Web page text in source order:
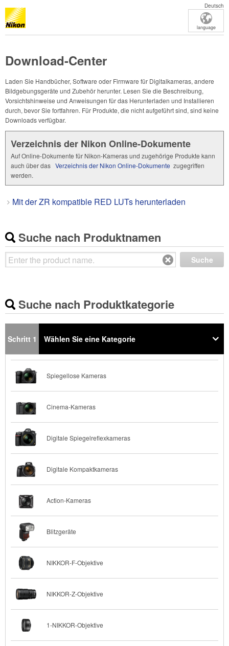
Deutsch
language
Download-Center
Laden Sie Handbücher, Software oder Firmware für Digitalkameras, andere
Bildgebungsgeräte und Zubehör herunter. Lesen Sie die Beschreibung,
Vorsichtshinweise und Anweisungen für das Herunterladen und Installieren
durch, bevor Sie fortfahren. Für Produkte, die nicht aufgeführt sind, sind keine
Downloads verfügbar.
Verzeichnis der Nikon Online-Dokumente
Auf Online-Dokumente für Nikon-Kameras und zugehörige Produkte kann
auch über das Verzeichnis der Nikon Online-Dokumente zugegriffen
werden.
Mit der ZR kompatible RED LUTs herunterladen
Suche nach Produktnamen
Suche
Suche nach Produktkategorie
Schritt 1 Wählen Sie eine Kategorie
Spiegellose Kameras
Cinema-Kameras
Digitale Spiegelreflexkameras
Digitale Kompaktkameras
Action-Kameras
Blitzgeräte
NIKKOR-F-Objektive
NIKKOR-Z-Objektive
1-NIKKOR-Objektive